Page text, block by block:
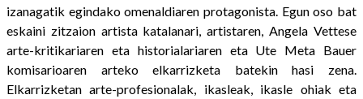
izanagatik egindako omenaldiaren protagonista. Egun oso bat
eskaini zitzaion artista katalanari, artistaren, Angela Vettese
arte-kritikariaren eta historialariaren eta Ute Meta Bauer
komisarioaren arteko elkarrizketa batekin hasi zena.
Elkarrizketan arte-profesionalak, ikasleak, ikasle ohiak eta